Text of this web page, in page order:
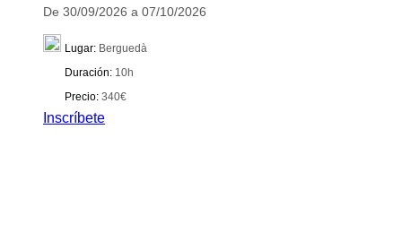
De 30/09/2026 a 07/10/2026
Lugar: Berguedà
Duración: 10h
Precio: 340€
Inscríbete